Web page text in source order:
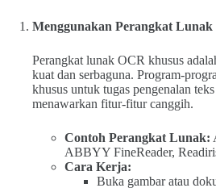
Menggunakan Perangkat Lunak
Perangkat lunak OCR khusus
kuat dan serbaguna. Program-
khusus untuk tugas pengenalan
menawarkan fitur-fitur canggih.
Contoh Perangkat Lunak:
ABBYY FineReader,
Cara Kerja:
Buka gambar atau